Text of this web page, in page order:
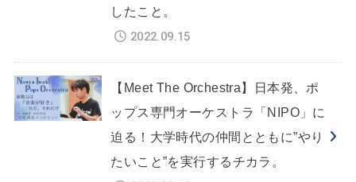
したこと。
2022.09.15
【Meet The Orchestra】日本発、ポ
ップス専門オーケストラ「NIPO」に
迫る！大学時代の仲間とともに”やり
たいこと”を実行するチカラ。